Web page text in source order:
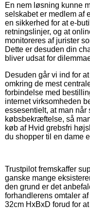
En nem løsning kunne
selskabet er medlem af
en sikkerhed for at e-
retningslinjer, og at
monitoreres af jurister
Dette er desuden din
bliver udsat for
Desuden går vi ind for
omkring de mest
forbindelse med
internet virksomheden
essesentielt, at man når
købsbekræftelse, så
køb af Hvid grebsfri
du shopper til en dame
Trustpilot fremskaffer
ganske mange
den grund er det
forhandlerens omtaler
32cm HxBxD forud for